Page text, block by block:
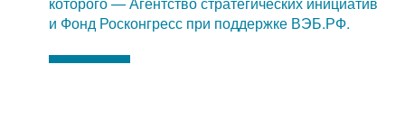
и Фонд Росконгресс при поддержке ВЭБ.РФ.